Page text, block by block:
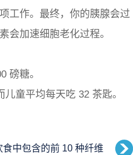
工作。最终，你的胰腺会过
会加速细胞老化过程。
磅糖。
童平均每天吃 32 茶匙。
食中包含的前 10 种纤维